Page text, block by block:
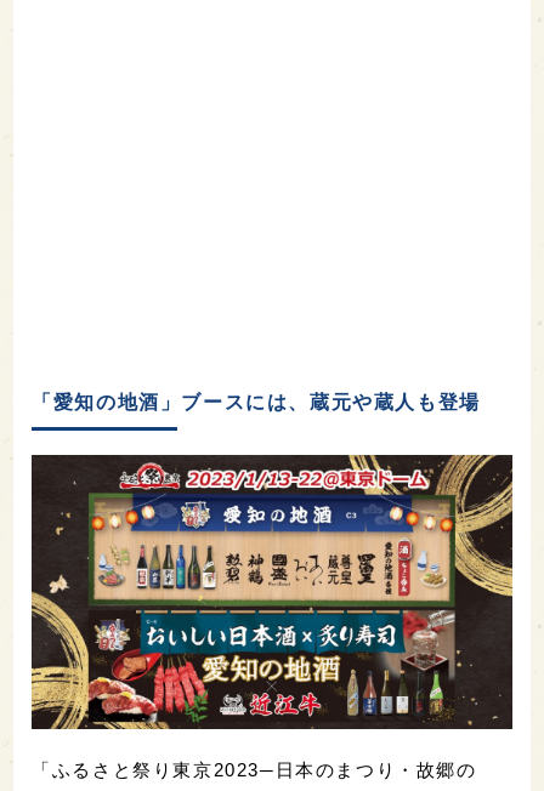
「愛知の地酒」ブースには、蔵元や蔵人も登場
「ふるさと祭り東京2023─日本のまつり・故郷の